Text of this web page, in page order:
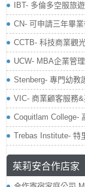
IBT- 多倫多空服旅
CN- 可申請三年畢
CCTB- 科技商業觀
UCW- MBA企業管
Stenberg- 專門幼教
VIC- 商業顧客服務&
Coquitlam College-
Trebas Institute- 特
茱莉安合作店家